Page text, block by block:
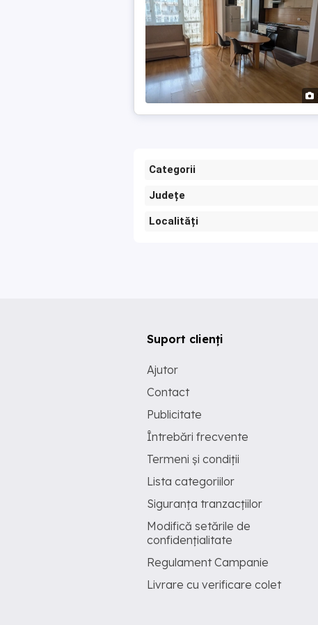
Categorii
Județe
Localități
Suport clienți
Ajutor
Contact
Publicitate
Întrebări frecvente
Termeni și condiții
Lista categoriilor
Siguranța tranzacțiilor
Modifică setările de
confidențialitate
Regulament Campanie
Livrare cu verificare colet